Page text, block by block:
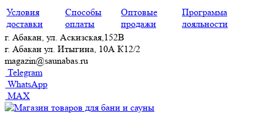
Условия
доставки
Способы
оплаты
Оптовые
продажи
Программа
лояльности
г. Абакан, ул. Аскизская,152В
г. Абакан ул. Итыгина, 10А К12/2
magazin@saunabas.ru
Telegram
WhatsApp
MAX